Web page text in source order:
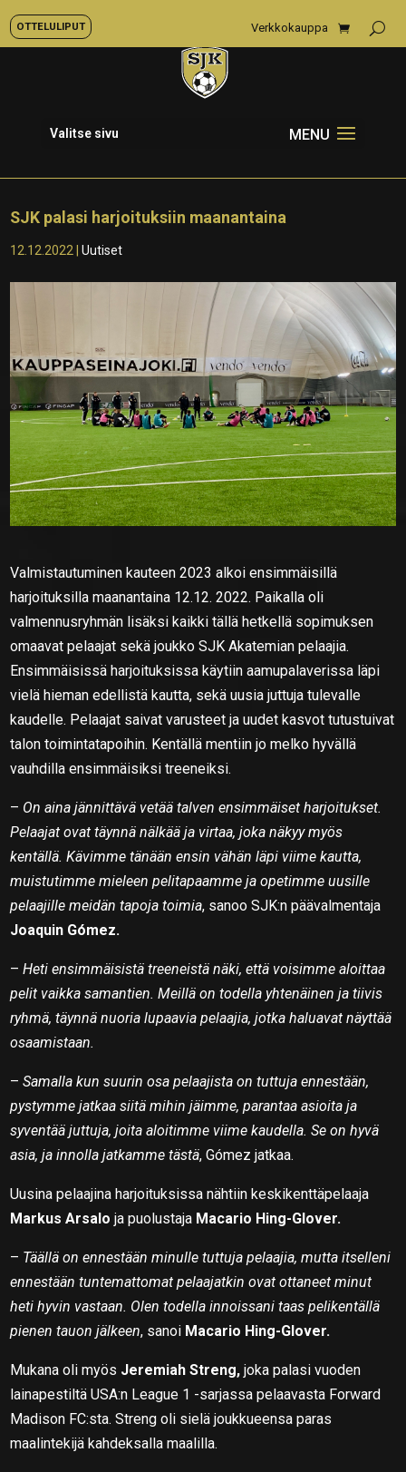
OTTELULIPUT Verkkokauppa
Valitse sivu
SJK palasi harjoituksiin maanantaina
12.12.2022 |Uutiset
Valmistautuminen kauteen 2023 alkoi ensimmäisillä
harjoituksilla maanantaina 12.12. 2022. Paikalla oli
valmennusryhmän lisäksi kaikki tällä hetkellä sopimuksen
omaavat pelaajat sekä joukko SJK Akatemian pelaajia.
Ensimmäisissä harjoituksissa käytiin aamupalaverissa läpi
vielä hieman edellistä kautta, sekä uusia juttuja tulevalle
kaudelle. Pelaajat saivat varusteet ja uudet kasvot tutustuivat
talon toimintatapoihin. Kentällä mentiin jo melko hyvällä
vauhdilla ensimmäisiksi treeneiksi.
– On aina jännittävä vetää talven ensimmäiset harjoitukset.
Pelaajat ovat täynnä nälkää ja virtaa, joka näkyy myös
kentällä. Kävimme tänään ensin vähän läpi viime kautta,
muistutimme mieleen pelitapaamme ja opetimme uusille
pelaajille meidän tapoja toimia, sanoo SJK:n päävalmentaja
Joaquin Gómez.
–Heti ensimmäisistä treeneistä näki, että voisimme aloittaa
pelit vaikka samantien. Meillä on todella yhtenäinen ja tiivis
ryhmä, täynnä nuoria lupaavia pelaajia, jotka haluavat näyttää
osaamistaan.
–Samalla kun suurin osa pelaajista on tuttuja ennestään,
pystymme jatkaa siitä mihin jäimme, parantaa asioita ja
syventää juttuja, joita aloitimme viime kaudella. Se on hyvä
asia, ja innolla jatkamme tästä, Gómez jatkaa.
Uusina pelaajina harjoituksissa nähtiin keskikenttäpelaaja
Markus Arsalo ja puolustaja Macario Hing-Glover.
– Täällä on ennestään minulle tuttuja pelaajia, mutta itselleni
ennestään tuntemattomat pelaajatkin ovat ottaneet minut
heti hyvin vastaan. Olen todella innoissani taas pelikentällä
pienen tauon jälkeen, sanoi Macario Hing-Glover.
Mukana oli myös Jeremiah Streng, joka palasi vuoden
lainapestiltä USA:n League 1 -sarjassa pelaavasta Forward
Madison FC:sta. Streng oli sielä joukkueensa paras
maalintekijä kahdeksalla maalilla.